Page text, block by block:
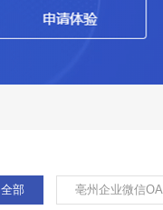
全部 亳州企业微信